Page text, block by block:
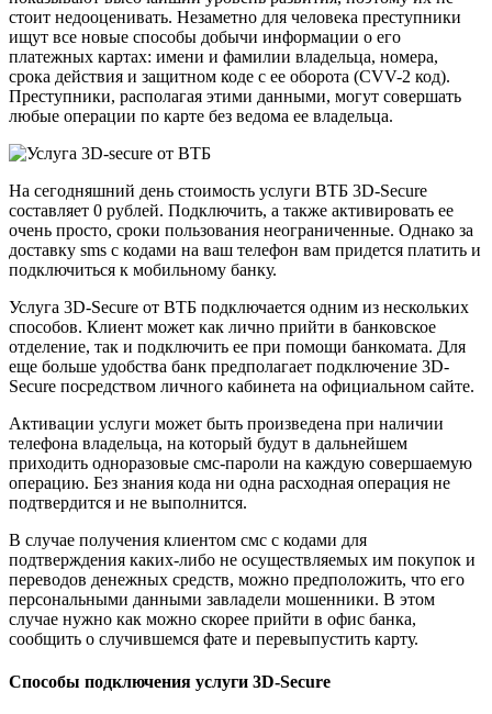
стоит недооценивать. Незаметно для человека преступники
ищут все новые способы добычи информации о его
платежных картах: имени и фамилии владельца, номера,
срока действия и защитном коде с ее оборота (СVV-2 код).
Преступники, располагая этими данными, могут совершать
любые операции по карте без ведома ее владельца.
На сегодняшний день стоимость услуги ВТБ 3D-Secure
составляет 0 рублей. Подключить, а также активировать ее
очень просто, сроки пользования неограниченные. Однако за
доставку sms с кодами на ваш телефон вам придется платить и
подключиться к мобильному банку.
Услуга 3D-Secure от ВТБ подключается одним из нескольких
способов. Клиент может как лично прийти в банковское
отделение, так и подключить ее при помощи банкомата. Для
еще больше удобства банк предполагает подключение 3D-
Secure посредством личного кабинета на официальном сайте.
Активации услуги может быть произведена при наличии
телефона владельца, на который будут в дальнейшем
приходить одноразовые смс-пароли на каждую совершаемую
операцию. Без знания кода ни одна расходная операция не
подтвердится и не выполнится.
В случае получения клиентом смс с кодами для
подтверждения каких-либо не осуществляемых им покупок и
переводов денежных средств, можно предположить, что его
персональными данными завладели мошенники. В этом
случае нужно как можно скорее прийти в офис банка,
сообщить о случившемся фате и перевыпустить карту.
Способы подключения услуги 3D-Secure